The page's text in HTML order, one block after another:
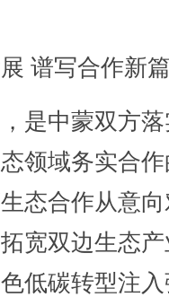
谱写合作新
中蒙双方落
领域务实合
态合作从意
宽双边生态
低碳转型注